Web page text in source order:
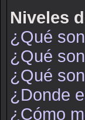
Niveles
¿Qué
¿Qué
¿Qué
¿Donde
¿Cómo